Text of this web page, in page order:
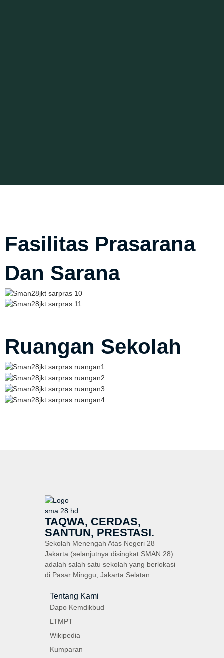
Fasilitas Prasarana
Dan Sarana
Ruangan Sekolah
TAQWA, CERDAS,
SANTUN, PRESTASI.
Sekolah Menengah Atas Negeri 28
Jakarta (selanjutnya disingkat SMAN 28)
adalah salah satu sekolah yang berlokasi
di Pasar Minggu, Jakarta Selatan.
Tentang Kami
Dapo Kemdikbud
LTMPT
Wikipedia
Kumparan